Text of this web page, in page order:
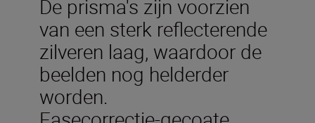
De prisma's zijn voorzien
van een sterk reflecterende
zilveren laag, waardoor de
beelden nog helderder
worden.